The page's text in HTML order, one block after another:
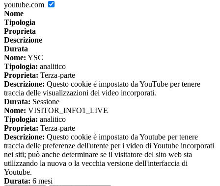
youtube.com
Nome
Tipologia
Proprieta
Descrizione
Durata
Nome: YSC
Tipologia: analitico
Proprieta: Terza-parte
Descrizione: Questo cookie è impostato da YouTube per tenere
traccia delle visualizzazioni dei video incorporati.
Durata: Sessione
Nome: VISITOR_INFO1_LIVE
Tipologia: analitico
Proprieta: Terza-parte
Descrizione: Questo cookie è impostato da Youtube per tenere
traccia delle preferenze dell'utente per i video di Youtube incorporati
nei siti; può anche determinare se il visitatore del sito web sta
utilizzando la nuova o la vecchia versione dell'interfaccia di
Youtube.
Durata: 6 mesi